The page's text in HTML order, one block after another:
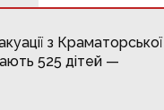
з Краматорської
525 дітей —